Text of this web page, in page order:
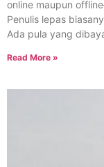
online maupun
Penulis lepas
Ada pula yang
Read More »